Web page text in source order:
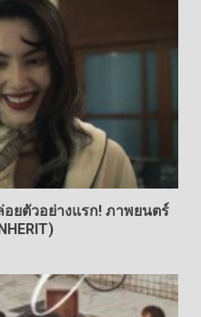
อยตัวอย่างแรก! ภาพยนตร์